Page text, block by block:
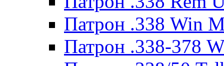
Патрон .338 Win
Патрон .338-378